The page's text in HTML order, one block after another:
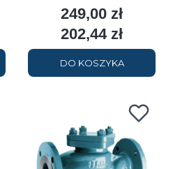
Cena
249,00 zł
Cena
202,44 zł
DO KOSZYKA